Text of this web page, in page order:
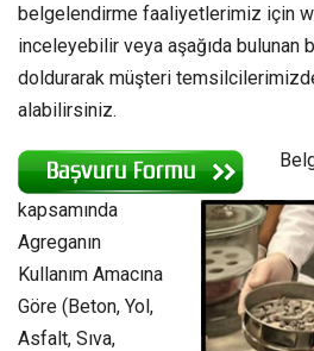
belgelendirme faaliyetlerimiz için
inceleyebilir veya aşağıda bulunan
doldurarak müşteri
alabilirsiniz.
kapsamında
Agreganın
Kullanım Amacına
Göre (Beton, Yol,
Asfalt, Sıva,